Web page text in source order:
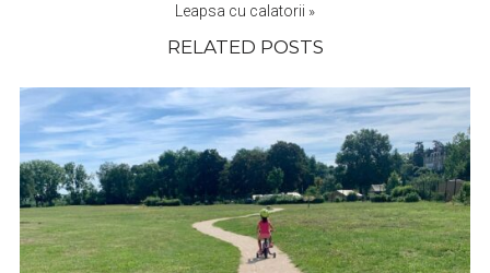
Leapsa cu calatorii »
RELATED POSTS